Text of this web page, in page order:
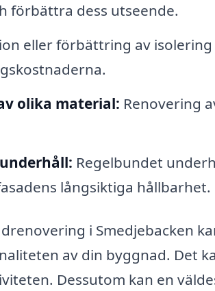
förbättra dess utseende.
eller förbättring av
olika material: Renovering
Regelbundet
långsiktiga hållbarhet.
i Smedjebacken
av din byggnad. Det
Dessutom kan en